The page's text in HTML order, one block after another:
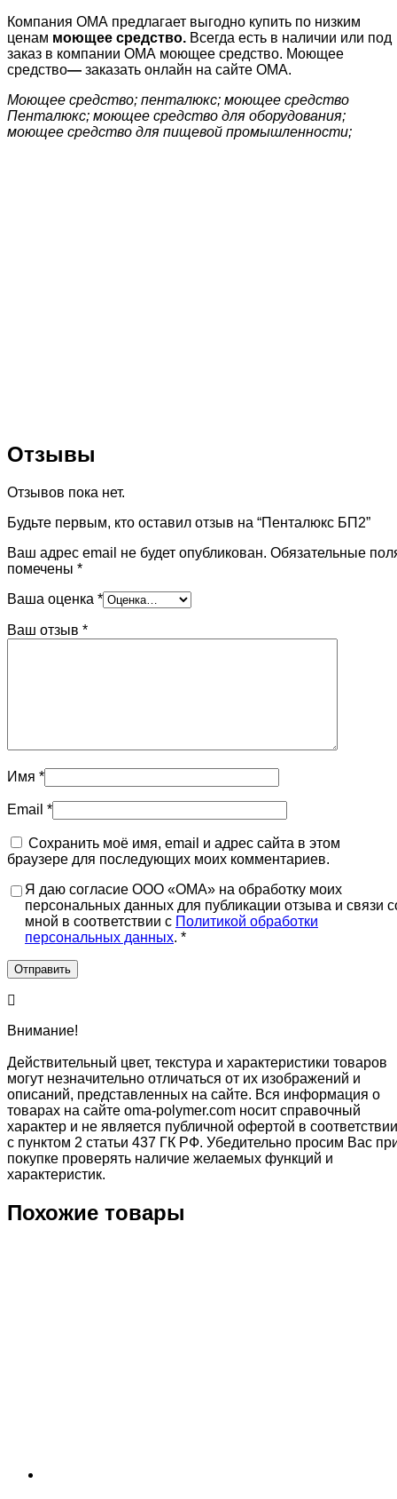
Компания ОМА предлагает выгодно купить по низким
ценам моющее средство. Всегда есть в наличии или под
заказ в компании ОМА моющее средство. Моющее
средство— заказать онлайн на сайте ОМА.
Моющее средство; пенталюкс; моющее средство
Пенталюкс; моющее средство для оборудования;
моющее средство для пищевой промышленности;
Отзывы
Отзывов пока нет.
Будьте первым, кто оставил отзыв на “Пенталюкс БП2”
Ваш адрес email не будет опубликован. Обязательные
помечены *
Ваша оценка *
Ваш отзыв *
Имя *
Email *
Сохранить моё имя, email и адрес сайта в этом
браузере для последующих моих комментариев.
Я даю согласие ООО «ОМА» на обработку моих
персональных данных для публикации отзыва и связи
мной в соответствии с Политикой обработки
персональных данных. *
Внимание!
Действительный цвет, текстура и характеристики товаров
могут незначительно отличаться от их изображений и
описаний, представленных на сайте. Вся информация о
товарах на сайте oma-polymer.com носит справочный
характер и не является публичной офертой в соответствии
с пунктом 2 статьи 437 ГК РФ. Убедительно просим Вас
покупке проверять наличие желаемых функций и
характеристик.
Похожие товары